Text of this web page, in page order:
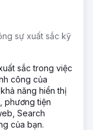
sự xuất sắc kỹ
sắc trong việc
công của
năng hiển thị
phương tiện
Search
của bạn.